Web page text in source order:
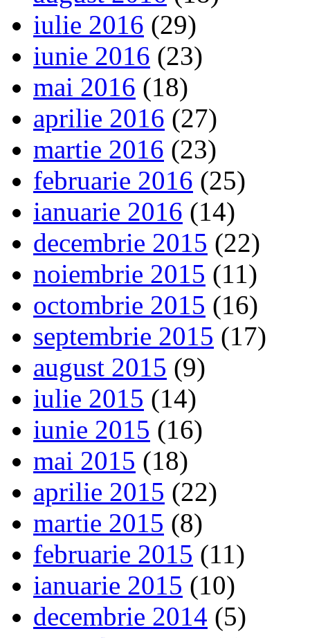
iulie 2016 (29)
iunie 2016 (23)
mai 2016 (18)
aprilie 2016 (27)
martie 2016 (23)
februarie 2016 (25)
ianuarie 2016 (14)
decembrie 2015 (22)
noiembrie 2015 (11)
octombrie 2015 (16)
septembrie 2015 (17)
august 2015 (9)
iulie 2015 (14)
iunie 2015 (16)
mai 2015 (18)
aprilie 2015 (22)
martie 2015 (8)
februarie 2015 (11)
ianuarie 2015 (10)
decembrie 2014 (5)